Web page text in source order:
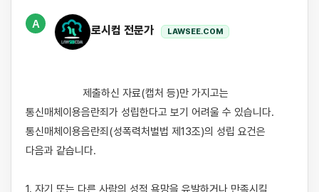
A
로시컴 전문가 LAWSEE.COM
통신매체이용음란죄가 성립한다고 보기 어려울 수 있습니다.
통신매체이용음란죄(성폭력처벌법 제13조)의 성립 요건은
다음과 같습니다.
1. 자기 또는 다른 사람의 성적 욕망을 유발하거나 만족시킬